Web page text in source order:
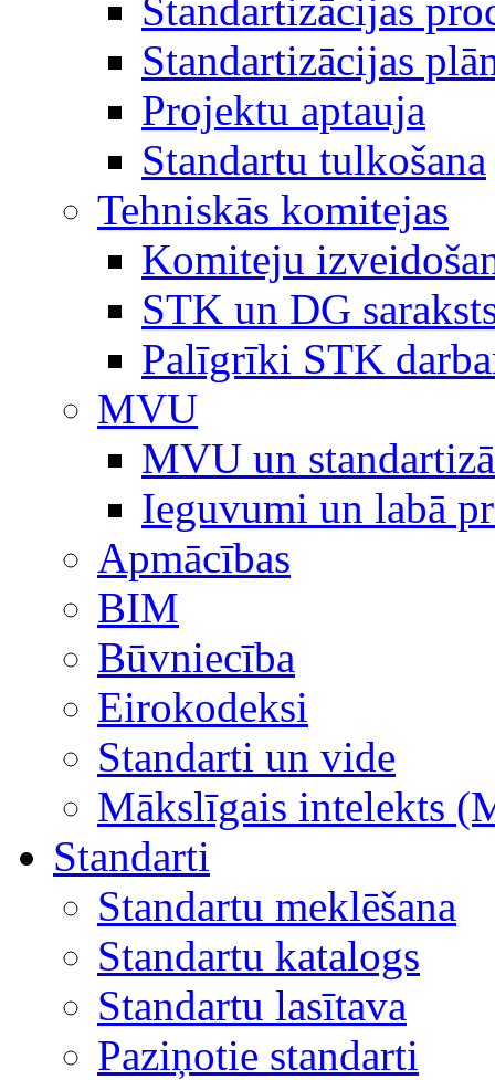
Standartizācijas
Standartizācijas
Projektu aptauja
Standartu tulkošana
Tehniskās komitejas
Komiteju
STK un DG
Palīgrīki STK
MVU
MVU un
Ieguvumi un labā
Apmācības
BIM
Būvniecība
Eirokodeksi
Standarti un vide
Mākslīgais intelekts
Standarti
Standartu meklēšana
Standartu katalogs
Standartu lasītava
Paziņotie standarti